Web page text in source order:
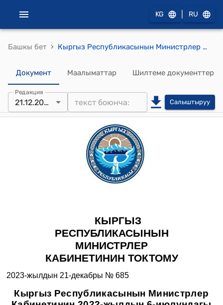
KG RU
Башкы бет › Кыргыз Республикасынын Министрлер Кабинетинин 2023-жылдын 21-декабрындагы № 685 "Кыргыз Республикасынын Министрлер Кабинетинин 2022-жылдын 6-июлундагы № 359 "Кыргыз Республикасынын өзгөчө статуска ээ болгон айрым чек ара аймактарынын тизмесин аныктоонун жана бекитүүнүн тартиби жөнүндө жобону бекитүү тууралуу" токтомуна өзгөртүү киргизүү жөнүндө" токтому
Документ Маалыматтар Шилтеме документтер
Редакция
21.12.2023 Салыштыруу